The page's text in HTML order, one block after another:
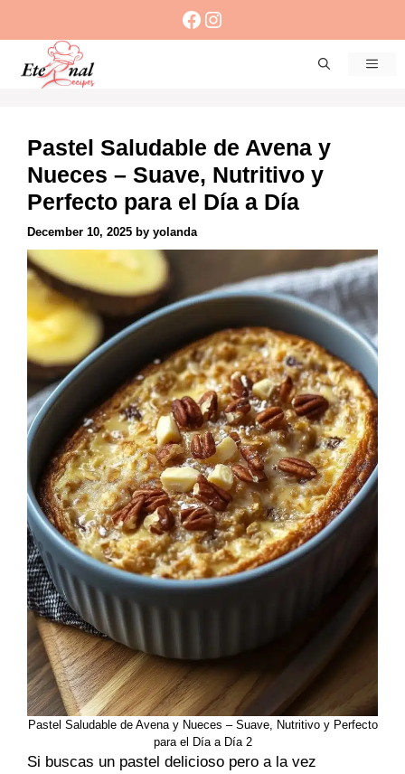
content
Facebook
Instagram
Pastel Saludable de Avena y
Nueces – Suave, Nutritivo y
Perfecto para el Día a Día
December 10, 2025 by yolanda
Pastel Saludable de Avena y Nueces – Suave, Nutritivo y Perfecto
para el Día a Día 2
Si buscas un pastel delicioso pero a la vez